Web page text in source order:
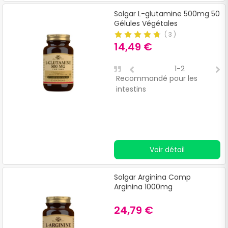
Solgar L-glutamine 500mg 50
Gélules Végétales
( 3 )
14,49 €
Recommandé pour les
intestins
1-2
Voir détail
Solgar Arginina Comp
Arginina 1000mg
24,79 €